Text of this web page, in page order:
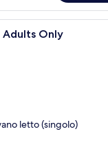
Un letto
Adults Only
letto (singolo)